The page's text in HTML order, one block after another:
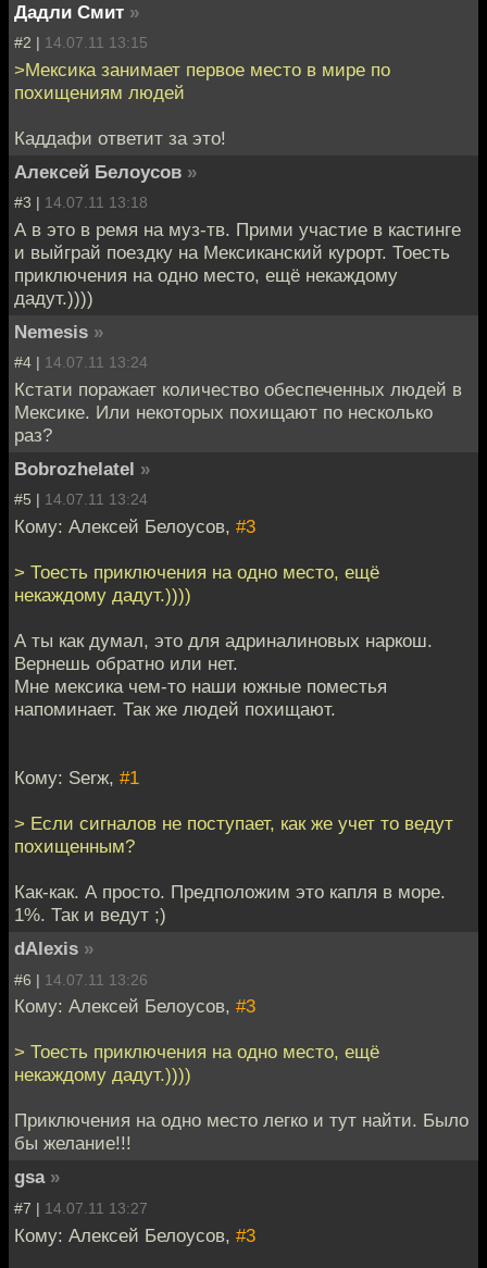
Дадли Смит »
#2 | 14.07.11 13:15
>Мексика занимает первое место в мире по
похищениям людей
Каддафи ответит за это!
Алексей Белоусов »
#3 | 14.07.11 13:18
А в это в ремя на муз-тв. Прими участие в кастинге
и выйграй поездку на Мексиканский курорт. Тоесть
приключения на одно место, ещё некаждому
дадут.))))
Nemesis »
#4 | 14.07.11 13:24
Кстати поражает количество обеспеченных людей в
Мексике. Или некоторых похищают по несколько
раз?
Bobrozhelatel »
#5 | 14.07.11 13:24
Кому: Алексей Белоусов, #3
> Тоесть приключения на одно место, ещё
некаждому дадут.))))
А ты как думал, это для адриналиновых наркош.
Вернешь обратно или нет.
Мне мексика чем-то наши южные поместья
напоминает. Так же людей похищают.
Кому: Serж, #1
> Если сигналов не поступает, как же учет то ведут
похищенным?
Как-как. А просто. Предположим это капля в море.
1%. Так и ведут ;)
dAlexis »
#6 | 14.07.11 13:26
Кому: Алексей Белоусов, #3
> Тоесть приключения на одно место, ещё
некаждому дадут.))))
Приключения на одно место легко и тут найти. Было
бы желание!!!
gsa »
#7 | 14.07.11 13:27
Кому: Алексей Белоусов, #3